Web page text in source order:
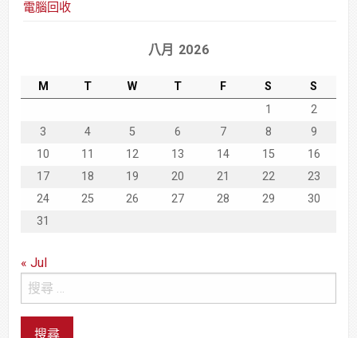
電腦回收
八月 2026
M T W T F S
S
1
2
3
4 5 6 7 8
9
10
11 12 13 14 15
16
17
18 19 20 21 22
23
24
25 26 27 28 29
30
31
« Jul